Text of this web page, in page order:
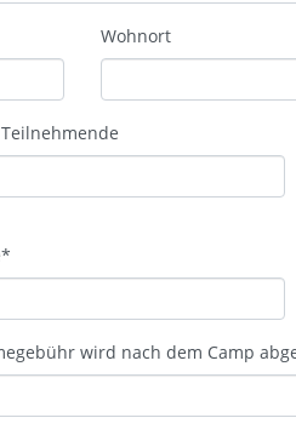
Wohnort
*
wird nach dem Camp